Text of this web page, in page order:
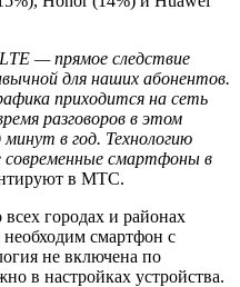
— прямое следствие
для наших абонентов.
приходится на сеть
разговоров в этом
в год. Технологию
смартфоны в
в МТС.
городах и районах
смартфон с
не включена по
в настройках устройства.